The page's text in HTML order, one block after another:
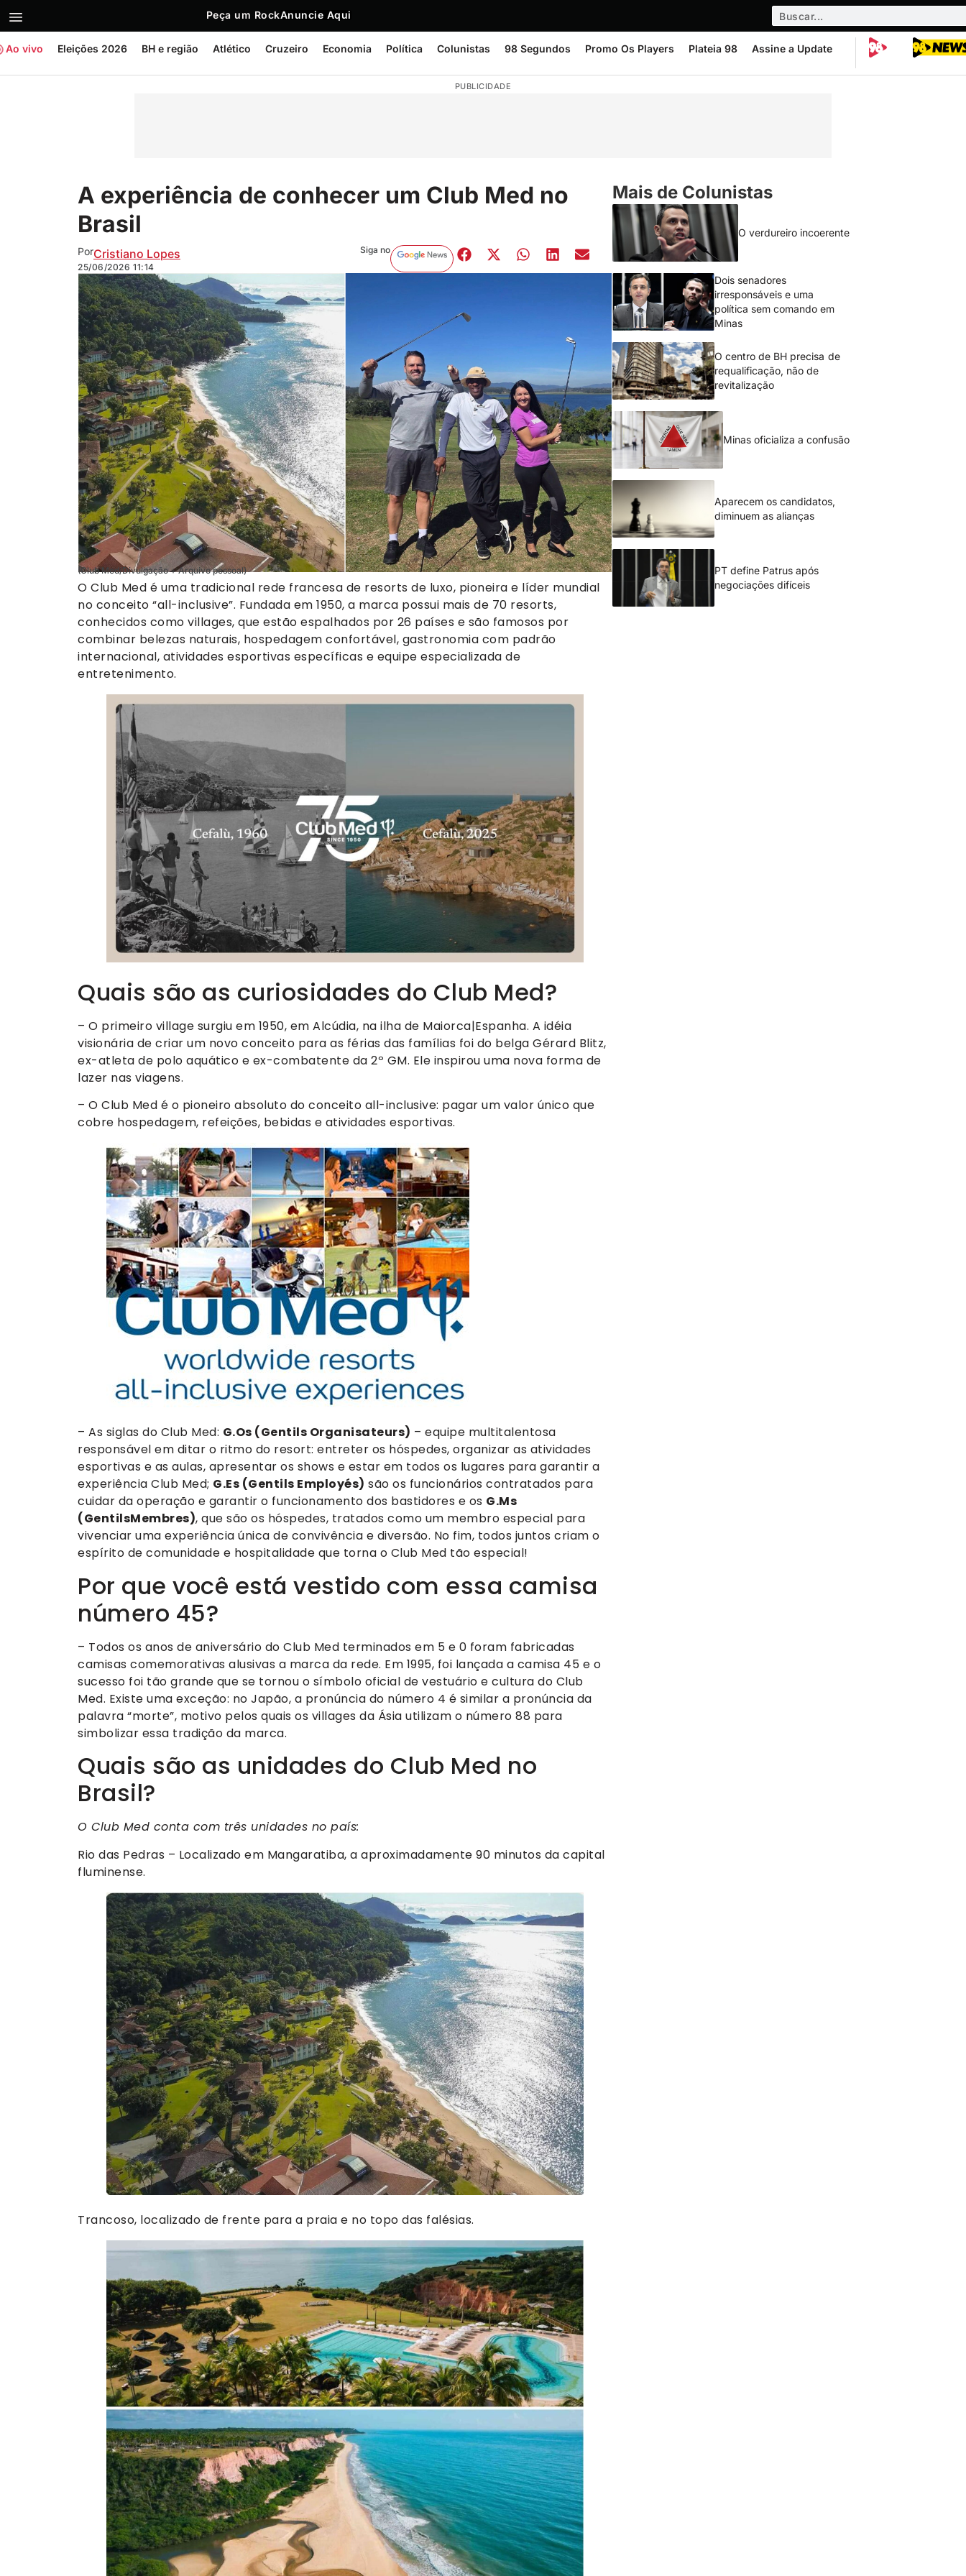
Peça um RockAnuncie Aqui
Ao vivo Eleições 2026 BH e região Atlético Cruzeiro Economia Política Colunistas 98 Segundos Promo Os Players Plateia 98 Assine a Update
PUBLICIDADE
A experiência de conhecer um Club Med no
Brasil
PorCristiano Lopes
25/06/2026 11:14
Siga no
(Club Med/Divulgação + Arquivo pessoal)
O Club Med é uma tradicional rede francesa de resorts de luxo, pioneira e líder mundial
no conceito “all-inclusive”. Fundada em 1950, a marca possui mais de 70 resorts,
conhecidos como villages, que estão espalhados por 26 países e são famosos por
combinar belezas naturais, hospedagem confortável, gastronomia com padrão
internacional, atividades esportivas específicas e equipe especializada de
entretenimento.
Quais são as curiosidades do Club Med?
– O primeiro village surgiu em 1950, em Alcúdia, na ilha de Maiorca|Espanha. A idéia
visionária de criar um novo conceito para as férias das famílias foi do belga Gérard Blitz,
ex-atleta de polo aquático e ex-combatente da 2º GM. Ele inspirou uma nova forma de
lazer nas viagens.
– O Club Med é o pioneiro absoluto do conceito all-inclusive: pagar um valor único que
cobre hospedagem, refeições, bebidas e atividades esportivas.
– As siglas do Club Med: G.Os (Gentils Organisateurs) – equipe multitalentosa
responsável em ditar o ritmo do resort: entreter os hóspedes, organizar as atividades
esportivas e as aulas, apresentar os shows e estar em todos os lugares para garantir a
experiência Club Med; G.Es (Gentils Employés) são os funcionários contratados para
cuidar da operação e garantir o funcionamento dos bastidores e os G.Ms
(GentilsMembres), que são os hóspedes, tratados como um membro especial para
vivenciar uma experiência única de convivência e diversão. No fim, todos juntos criam o
espírito de comunidade e hospitalidade que torna o Club Med tão especial!
Por que você está vestido com essa camisa
número 45?
– Todos os anos de aniversário do Club Med terminados em 5 e 0 foram fabricadas
camisas comemorativas alusivas a marca da rede. Em 1995, foi lançada a camisa 45 e o
sucesso foi tão grande que se tornou o símbolo oficial de vestuário e cultura do Club
Med. Existe uma exceção: no Japão, a pronúncia do número 4 é similar a pronúncia da
palavra “morte”, motivo pelos quais os villages da Ásia utilizam o número 88 para
simbolizar essa tradição da marca.
Quais são as unidades do Club Med no
Brasil?
O Club Med conta com três unidades no país:
Rio das Pedras – Localizado em Mangaratiba, a aproximadamente 90 minutos da capital
fluminense.
Trancoso, localizado de frente para a praia e no topo das falésias.
Mais de Colunistas
O verdureiro incoerente
Dois senadores
irresponsáveis e uma
política sem comando em
Minas
O centro de BH precisa de
requalificação, não de
revitalização
Minas oficializa a confusão
Aparecem os candidatos,
diminuem as alianças
PT define Patrus após
negociações difíceis